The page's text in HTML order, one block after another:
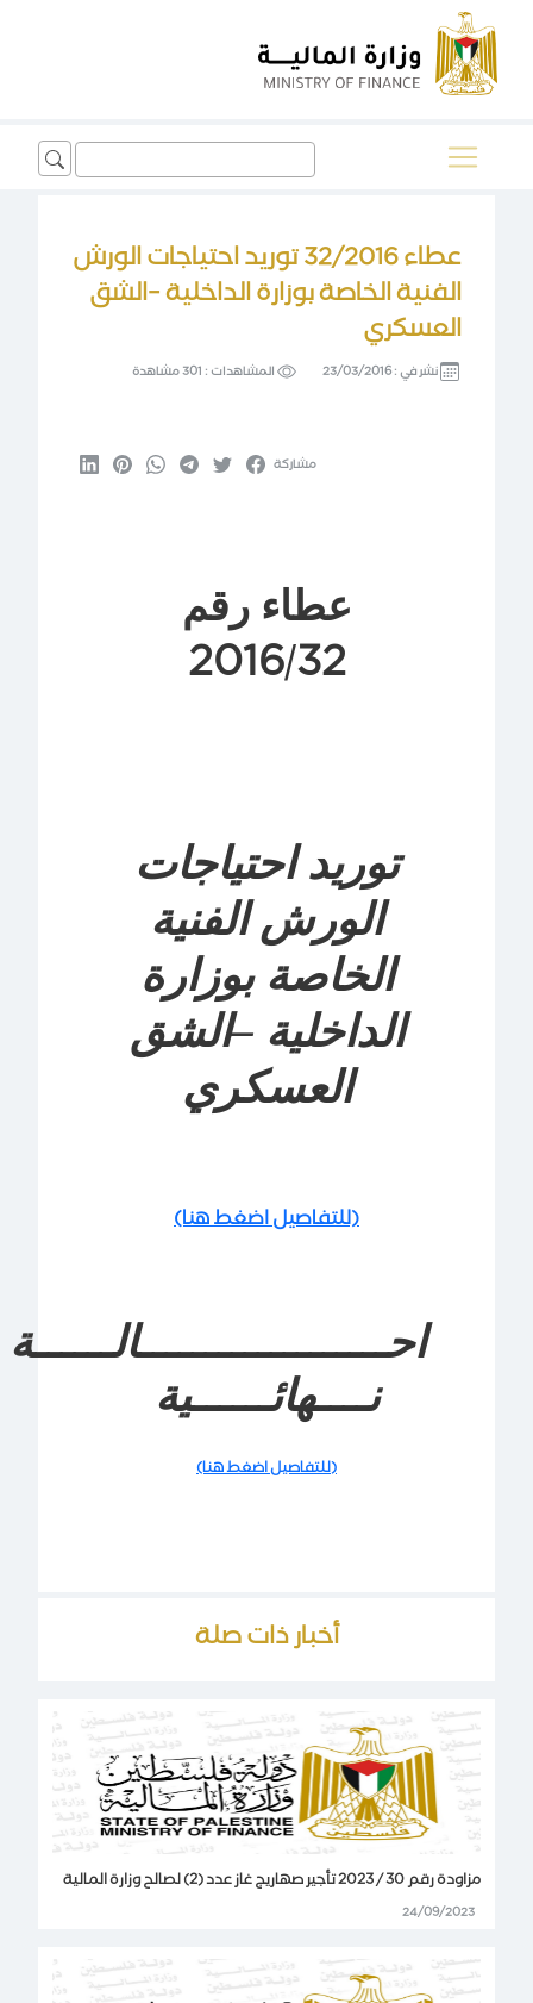
Search
for:
عطاء 32/2016 توريد احتياجات الورش
الفنية الخاصة بوزارة الداخلية –الشق
العسكري
نشر في :23/03/2016 المشاهدات : 301 مشاهدة
مشاركة
عطاء رقم
32
/
2016
توريد احتياجات
الورش الفنية
الخاصة بوزارة
الداخلية –الشق
العسكري
(للتفاصيل اضغط هنا)
احـــــــــــــــــــالــــــة
نــــهائــــــية
(للتفاصيل اضغط هنا)
أخبار ذات صلة
مزاودة رقم 30 / 2023 تأجير صهاريج غاز عدد (2) لصالح وزارة المالية
24/09/2023